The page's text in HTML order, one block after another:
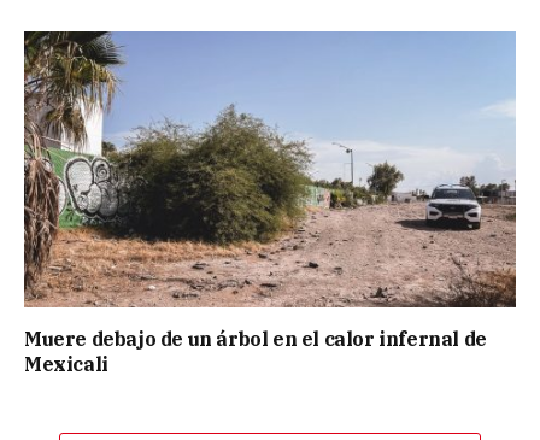
Muere debajo de un árbol en el calor infernal de
Mexicali